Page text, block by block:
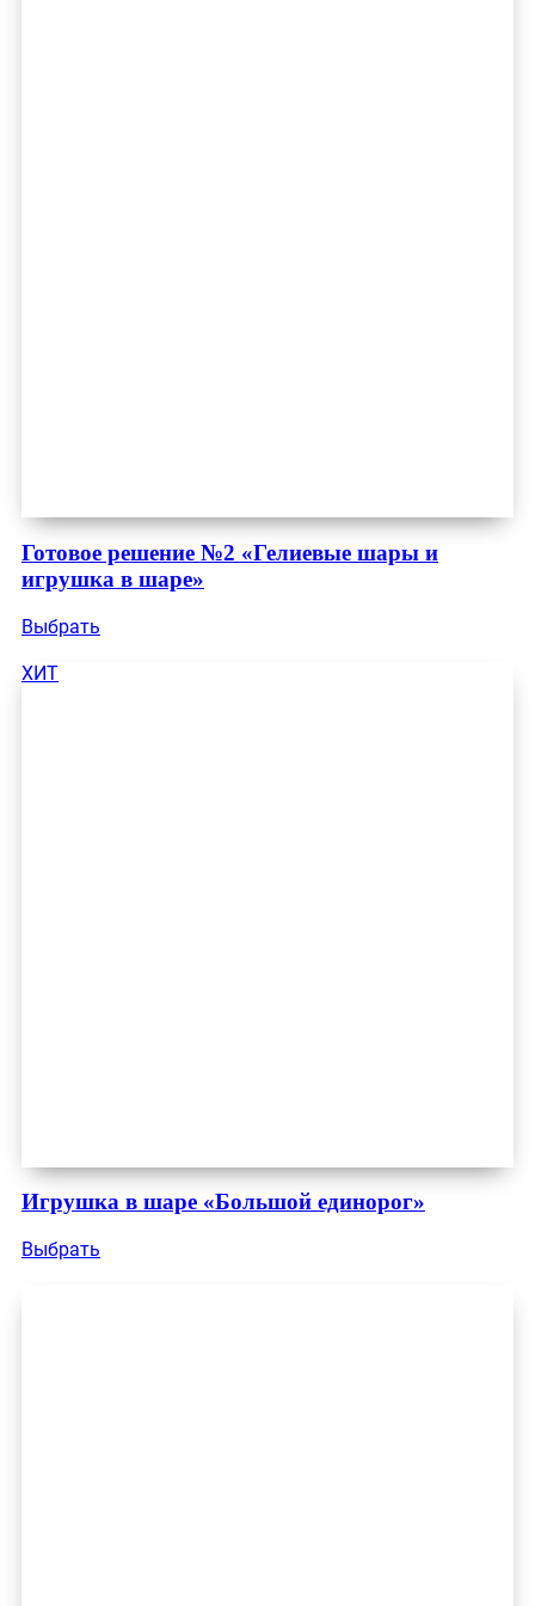
Готовое решение №2 «Гелиевые шары и
игрушка в шаре»
Выбрать
ХИТ
Игрушка в шаре «Большой единорог»
Выбрать